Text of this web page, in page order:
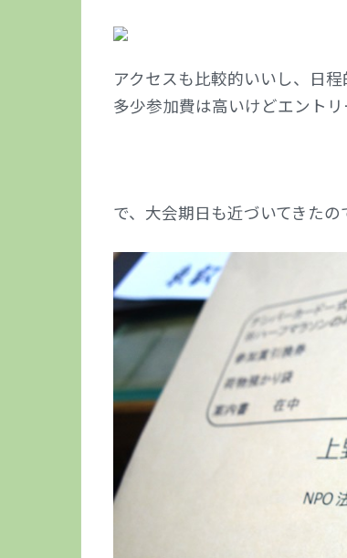
アクセスも比較的いいし、日
多少参加費は高いけどエントリ
で、大会期日も近づいてきたの